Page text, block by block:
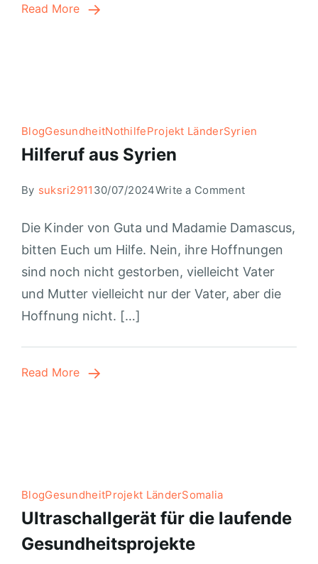
Read More
BlogGesundheitNothilfeProjekt LänderSyrien
Hilferuf aus Syrien
By suksri2911 30/07/2024Write a Comment
Die Kinder von Guta und Madamie Damascus,
bitten Euch um Hilfe. Nein, ihre Hoffnungen
sind noch nicht gestorben, vielleicht Vater
und Mutter vielleicht nur der Vater, aber die
Hoffnung nicht. […]
Read More
BlogGesundheitProjekt LänderSomalia
Ultraschallgerät für die laufende
Gesundheitsprojekte